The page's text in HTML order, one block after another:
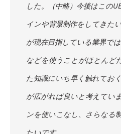
した。（中略）今後はこの
インや背景制作をしてきた
が現在目指している業界で
などを使うことがほとんど
た知識にいち早く触れてお
が広がれば良いと考えてい
ンを使いこなし、さらなる